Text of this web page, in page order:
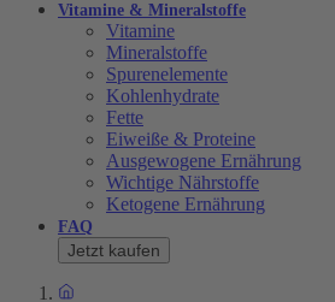
Vitamine & Mineralstoffe
Vitamine
Mineralstoffe
Spurenelemente
Kohlenhydrate
Fette
Eiweiße & Proteine
Ausgewogene Ernährung
Wichtige Nährstoffe
Ketogene Ernährung
FAQ
Jetzt kaufen